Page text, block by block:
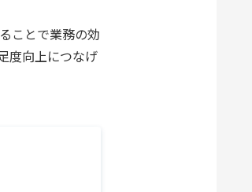
ことで業務の効
度向上につなげ